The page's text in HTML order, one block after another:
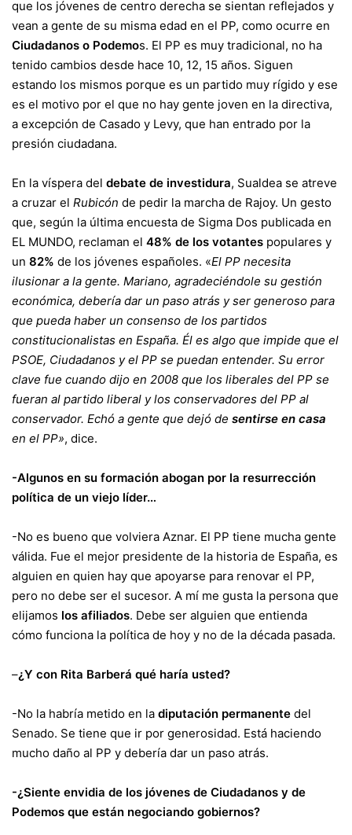
que los jóvenes de centro derecha se sientan reflejados y
vean a gente de su misma edad en el PP, como ocurre en
Ciudadanos o Podemos. El PP es muy tradicional, no ha
tenido cambios desde hace 10, 12, 15 años. Siguen
estando los mismos porque es un partido muy rígido y ese
es el motivo por el que no hay gente joven en la directiva,
a excepción de Casado y Levy, que han entrado por la
presión ciudadana.
En la víspera del debate de investidura, Sualdea se atreve
a cruzar el Rubicón de pedir la marcha de Rajoy. Un gesto
que, según la última encuesta de Sigma Dos publicada en
EL MUNDO, reclaman el 48% de los votantes populares y
un 82% de los jóvenes españoles. «El PP necesita
ilusionar a la gente. Mariano, agradeciéndole su gestión
económica, debería dar un paso atrás y ser generoso para
que pueda haber un consenso de los partidos
constitucionalistas en España. Él es algo que impide que el
PSOE, Ciudadanos y el PP se puedan entender. Su error
clave fue cuando dijo en 2008 que los liberales del PP se
fueran al partido liberal y los conservadores del PP al
conservador. Echó a gente que dejó de sentirse en casa
en el PP», dice.
-Algunos en su formación abogan por la resurrección
política de un viejo líder…
-No es bueno que volviera Aznar. El PP tiene mucha gente
válida. Fue el mejor presidente de la historia de España, es
alguien en quien hay que apoyarse para renovar el PP,
pero no debe ser el sucesor. A mí me gusta la persona que
elijamos los afiliados. Debe ser alguien que entienda
cómo funciona la política de hoy y no de la década pasada.
–¿Y con Rita Barberá qué haría usted?
-No la habría metido en la diputación permanente del
Senado. Se tiene que ir por generosidad. Está haciendo
mucho daño al PP y debería dar un paso atrás.
-¿Siente envidia de los jóvenes de Ciudadanos y de
Podemos que están negociando gobiernos?